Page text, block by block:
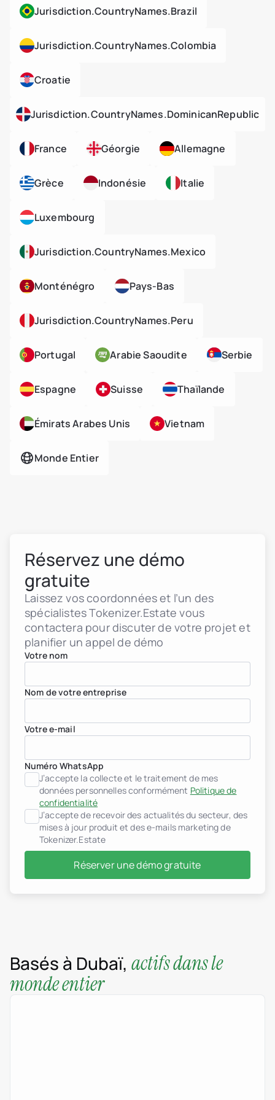
Jurisdiction.countryNames.brazil
Jurisdiction.countryNames.colombia
Croatie
Jurisdiction.countryNames.dominicanRepublic
France Géorgie Allemagne
Grèce Indonésie Italie
Luxembourg
Jurisdiction.countryNames.mexico
Monténégro Pays-Bas
Jurisdiction.countryNames.peru
Portugal Arabie Saoudite Serbie
Espagne Suisse Thaïlande
Émirats Arabes Unis Vietnam
Monde Entier
Réservez une démo
gratuite
Laissez vos coordonnées et l’un des
spécialistes Tokenizer.Estate vous
contactera pour discuter de votre projet et
planifier un appel de démo
Votre nom
Nom de votre entreprise
Votre e-mail
Numéro WhatsApp
J’accepte la collecte et le traitement de mes
données personnelles conformément Politique de
confidentialité
J’accepte de recevoir des actualités du secteur, des
mises à jour produit et des e-mails marketing de
Tokenizer.Estate
Réserver une démo gratuite
Basés à Dubaï, actifs dans le
monde entier